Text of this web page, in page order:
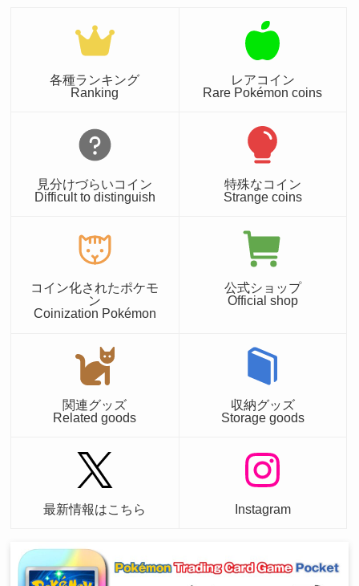
各種ランキング
Ranking
レアコイン
Rare Pokémon coins
見分けづらいコイン
Difficult to distinguish
特殊なコイン
Strange coins
コイン化されたポケモ
ン
Coinization Pokémon
公式ショップ
Official shop
関連グッズ
Related goods
収納グッズ
Storage goods
最新情報はこちら Instagram